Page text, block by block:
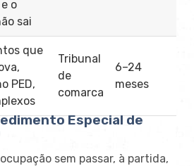
o
sai
que
PED,
Tribunal
de
comarca
6–24
meses
Especial de
sem passar, à partida,